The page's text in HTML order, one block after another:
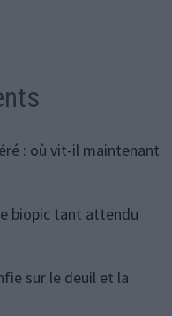
: où vit-il maintenant
biopic tant attendu
sur le deuil et la